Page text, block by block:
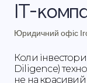
ІТ-
Юридичний офіс
Коли
Diligence)
не на красивий